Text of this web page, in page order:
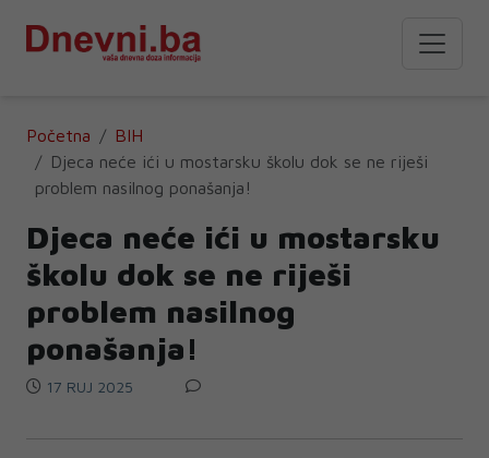
Početna
BIH
Djeca neće ići u mostarsku školu dok se ne riješi
problem nasilnog ponašanja!
Djeca neće ići u mostarsku
školu dok se ne riješi
problem nasilnog
ponašanja!
17 RUJ 2025